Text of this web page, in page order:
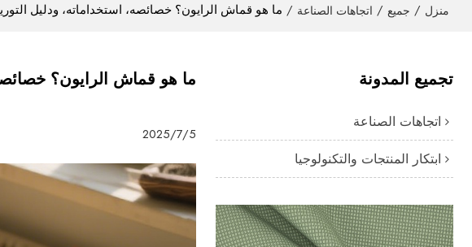
منزل / جميع / اتجاهات الصناعة / ما هو قماش الرايون؟ خصائصه، استخداماته، ودليل
ما هو قماش الرايون؟
2025/7/5
تجميع المدونة
اتجاهات الصناعة
ابتكار المنتجات والتكنولوجيا